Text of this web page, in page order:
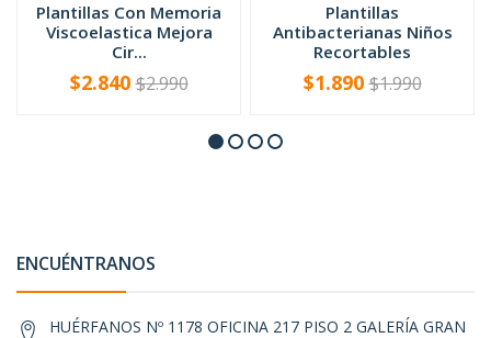
Plantillas Con Memoria
Viscoelastica Mejora
Cir...
+
$2.840$2.990
Plantillas
Antibacterianas Niños
Recortables
+
$1.890$1.990
ENCUÉNTRANOS
HUÉRFANOS Nº 1178 OFICINA 217 PISO 2 GALERÍA GRAN